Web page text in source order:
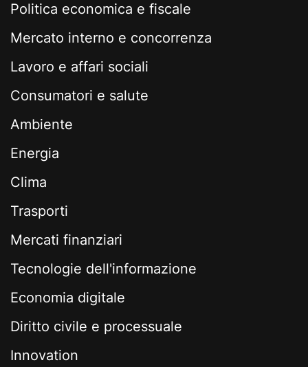
Politica economica e fiscale
Mercato interno e concorrenza
Lavoro e affari sociali
Consumatori e salute
Ambiente
Energia
Clima
Trasporti
Mercati finanziari
Tecnologie dell'informazione
Economia digitale
Diritto civile e processuale
Innovation